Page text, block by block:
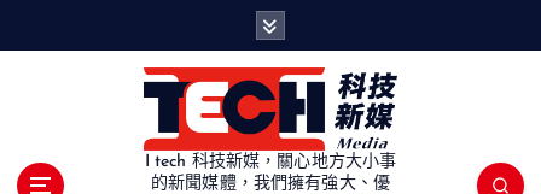
I tech 科技新媒，關心地方大小事
的新聞媒體，我們擁有強大、優